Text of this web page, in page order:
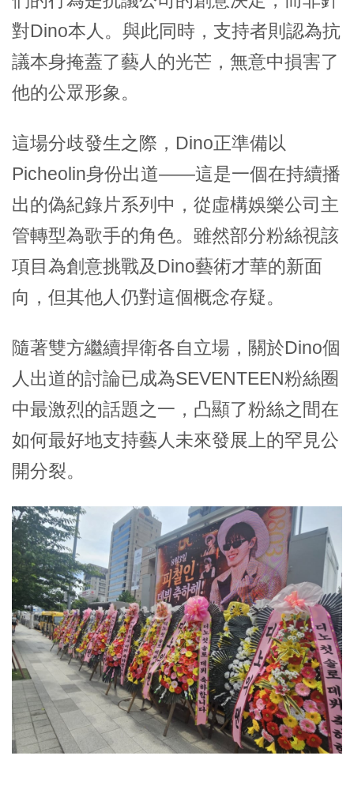
對Dino本人。與此同時，支持者則認為抗
議本身掩蓋了藝人的光芒，無意中損害了
他的公眾形象。
這場分歧發生之際，Dino正準備以
Picheolin身份出道——這是一個在持續播
出的偽紀錄片系列中，從虛構娛樂公司主
管轉型為歌手的角色。雖然部分粉絲視該
項目為創意挑戰及Dino藝術才華的新面
向，但其他人仍對這個概念存疑。
隨著雙方繼續捍衛各自立場，關於Dino個
人出道的討論已成為SEVENTEEN粉絲圈
中最激烈的話題之一，凸顯了粉絲之間在
如何最好地支持藝人未來發展上的罕見公
開分裂。